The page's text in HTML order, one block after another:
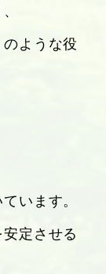
ような役
います。
定させる